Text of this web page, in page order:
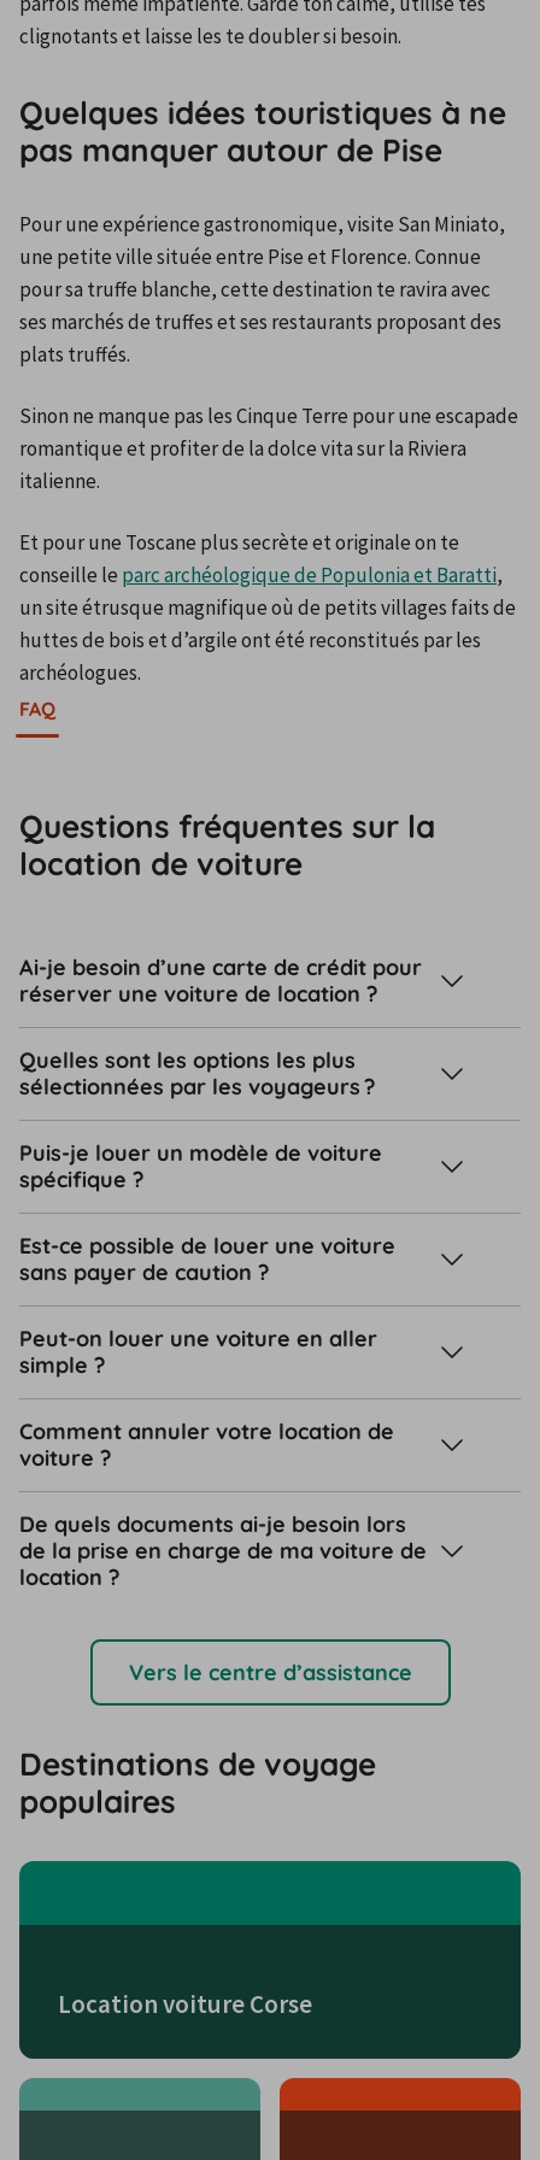
clignotants et laisse les te doubler si besoin.
Quelques idées touristiques à ne
pas manquer autour de Pise
Pour une expérience gastronomique, visite San Miniato,
une petite ville située entre Pise et Florence. Connue
pour sa truffe blanche, cette destination te ravira avec
ses marchés de truffes et ses restaurants proposant des
plats truffés.
Sinon ne manque pas les Cinque Terre pour une escapade
romantique et profiter de la dolce vita sur la Riviera
italienne.
Et pour une Toscane plus secrète et originale on te
conseille le parc archéologique de Populonia et Baratti,
un site étrusque magnifique où de petits villages faits de
huttes de bois et d’argile ont été reconstitués par les
archéologues.
FAQ
Questions fréquentes sur la
location de voiture
Ai-je besoin d’une carte de crédit pour
réserver une voiture de location ?
Quelles sont les options les plus
sélectionnées par les voyageurs ?
Puis-je louer un modèle de voiture
spécifique ?
Est-ce possible de louer une voiture
sans payer de caution ?
Peut-on louer une voiture en aller
simple ?
Comment annuler votre location de
voiture ?
De quels documents ai-je besoin lors
de la prise en charge de ma voiture de
location ?
Vers le centre d’assistance
Destinations de voyage
populaires
Location voiture Corse